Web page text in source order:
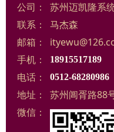
公司：
苏州迈凯隆系
联系：
马杰森
邮箱：
手机：
18915517189
电话： 0512-68280986
地址：
苏州阊胥路88
微信：